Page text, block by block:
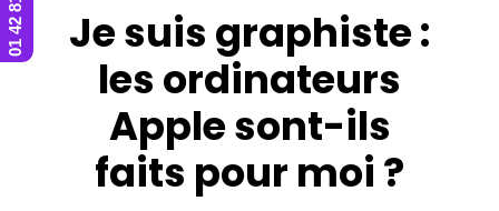
Je suis graphiste :
les ordinateurs
Apple sont-ils
faits pour moi ?